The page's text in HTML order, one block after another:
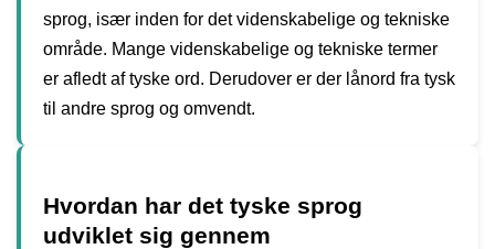
sprog, især inden for det videnskabelige og tekniske
område. Mange videnskabelige og tekniske termer
er afledt af tyske ord. Derudover er der lånord fra tysk
til andre sprog og omvendt.
Hvordan har det tyske sprog
udviklet sig gennem